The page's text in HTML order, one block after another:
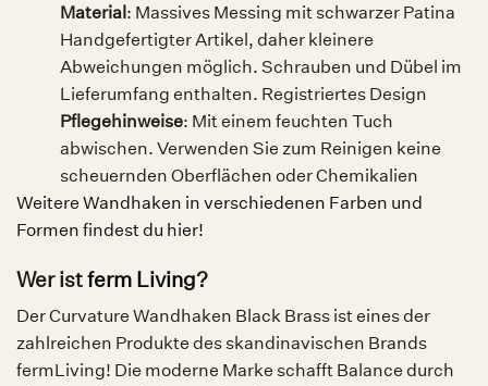
Material: Massives Messing mit schwarzer Patina
Handgefertigter Artikel, daher kleinere
Abweichungen möglich. Schrauben und Dübel im
Lieferumfang enthalten. Registriertes Design
Pflegehinweise: Mit einem feuchten Tuch
abwischen. Verwenden Sie zum Reinigen keine
scheuernden Oberflächen oder Chemikalien
Weitere Wandhaken in verschiedenen Farben und
Formen findest du hier!
Wer istferm Living?
Der Curvature Wandhaken Black Brass ist eines der
zahlreichen Produkte des skandinavischen Brands
fermLiving! Die moderne Marke schafft Balance durch